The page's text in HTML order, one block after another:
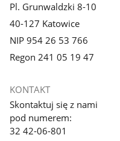
Pl. Grunwaldzki 8-10
40-127 Katowice
NIP 954 26 53 766
Regon 241 05 19 47
KONTAKT
Skontaktuj się z nami
pod numerem:
32 42-06-801